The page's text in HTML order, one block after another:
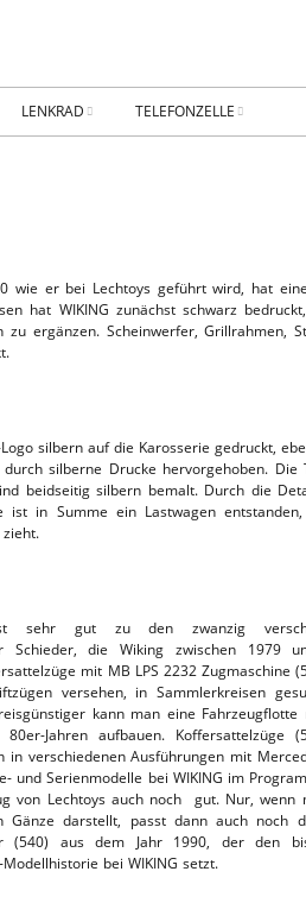
LENKRAD
WERBUNG
TELEFONZELLE
Historie der Privatsphäre-
Einstellungen
KONTAKT
wie er bei Lechtoys geführt wird, hat
hat WIKING zunächst schwarz
ergänzen. Scheinwerfer, Grillrahmen,
silbern auf die Karosserie gedruckt,
silberne Drucke hervorgehoben. Die
beidseitig silbern bemalt. Durch die
ist in Summe ein Lastwagen
sehr gut zu den zwanzig
Schieder, die Wiking zwischen 1979
mit MB LPS 2232 Zugmaschine
versehen, in Sammlerkreisen
kann man eine Fahrzeugflotte
Jahren aufbauen. Koffersattelzüge
in verschiedenen Ausführungen mit
und Serienmodelle bei WIKING im
von Lechtoys auch noch gut. Nur, wenn
Gänze darstellt, passt dann auch noch
(540) aus dem Jahr 1990, der den
bei WIKING setzt.